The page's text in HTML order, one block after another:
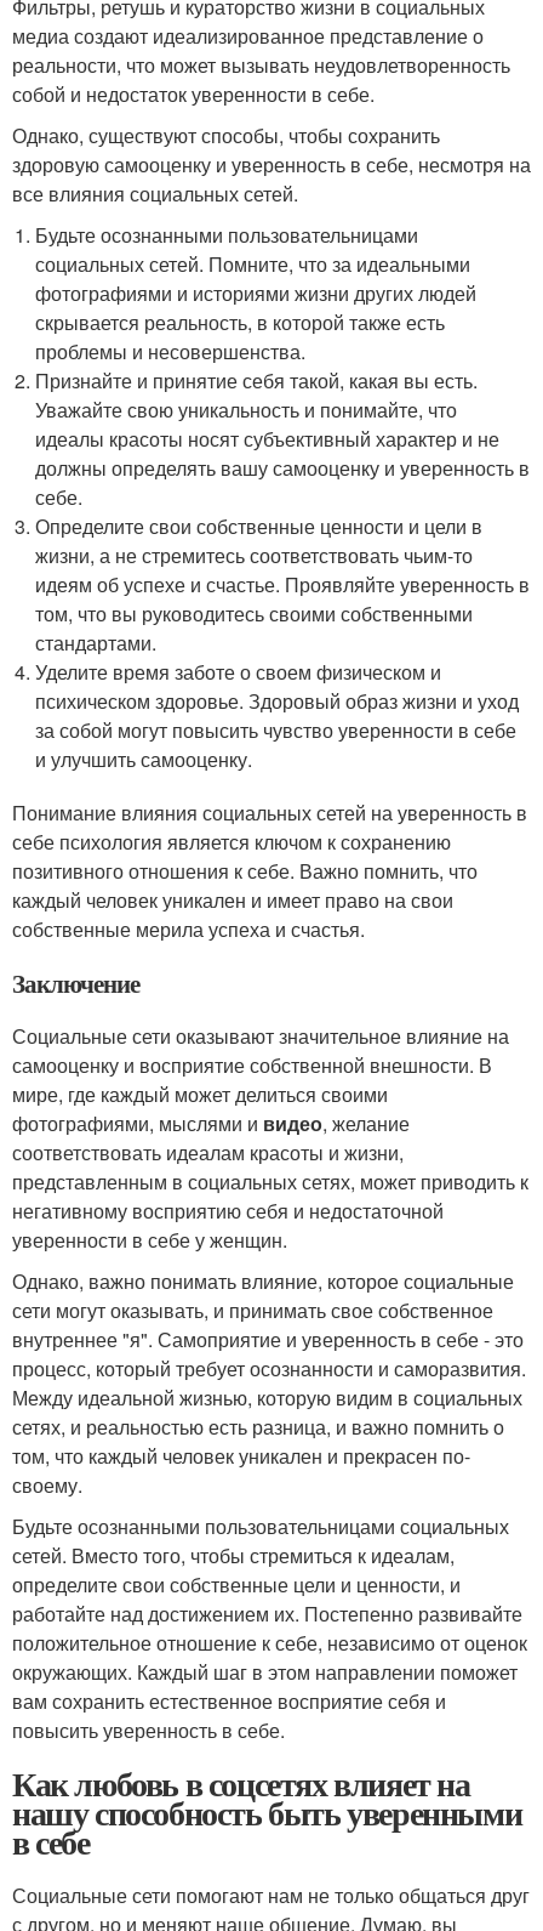
Фильтры, ретушь и кураторство жизни в социальных
медиа создают идеализированное представление о
реальности, что может вызывать неудовлетворенность
собой и недостаток уверенности в себе.
Однако, существуют способы, чтобы сохранить
здоровую самооценку и уверенность в себе, несмотря на
все влияния социальных сетей.
Будьте осознанными пользовательницами
социальных сетей. Помните, что за идеальными
фотографиями и историями жизни других людей
скрывается реальность, в которой также есть
проблемы и несовершенства.
Признайте и принятие себя такой, какая вы есть.
Уважайте свою уникальность и понимайте, что
идеалы красоты носят субъективный характер и не
должны определять вашу самооценку и уверенность в
себе.
Определите свои собственные ценности и цели в
жизни, а не стремитесь соответствовать чьим-то
идеям об успехе и счастье. Проявляйте уверенность в
том, что вы руководитесь своими собственными
стандартами.
Уделите время заботе о своем физическом и
психическом здоровье. Здоровый образ жизни и уход
за собой могут повысить чувство уверенности в себе
и улучшить самооценку.
Понимание влияния социальных сетей на уверенность в
себе психология является ключом к сохранению
позитивного отношения к себе. Важно помнить, что
каждый человек уникален и имеет право на свои
собственные мерила успеха и счастья.
Заключение
Социальные сети оказывают значительное влияние на
самооценку и восприятие собственной внешности. В
мире, где каждый может делиться своими
фотографиями, мыслями и видео, желание
соответствовать идеалам красоты и жизни,
представленным в социальных сетях, может приводить к
негативному восприятию себя и недостаточной
уверенности в себе у женщин.
Однако, важно понимать влияние, которое социальные
сети могут оказывать, и принимать свое собственное
внутреннее "я". Самоприятие и уверенность в себе - это
процесс, который требует осознанности и саморазвития.
Между идеальной жизнью, которую видим в социальных
сетях, и реальностью есть разница, и важно помнить о
том, что каждый человек уникален и прекрасен по-
своему.
Будьте осознанными пользовательницами социальных
сетей. Вместо того, чтобы стремиться к идеалам,
определите свои собственные цели и ценности, и
работайте над достижением их. Постепенно развивайте
положительное отношение к себе, независимо от оценок
окружающих. Каждый шаг в этом направлении поможет
вам сохранить естественное восприятие себя и
повысить уверенность в себе.
Как любовь в соцсетях влияет на
нашу способность быть уверенными
в себе
Социальные сети помогают нам не только общаться друг
с другом, но и меняют наше общение. Думаю, вы